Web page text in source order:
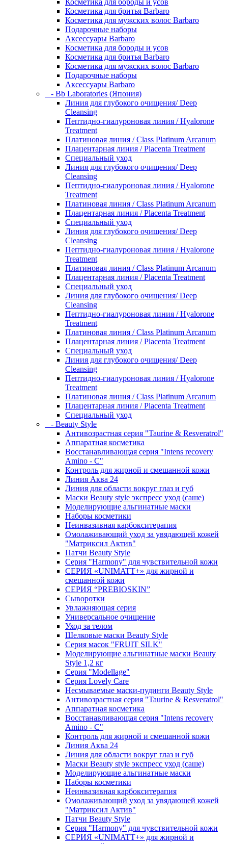
Косметика для бороды и усов
Косметика для бритья Barbaro
Косметика для мужских волос Barbaro
Подарочные наборы
Аксессуары Barbaro
Косметика для бороды и усов
Косметика для бритья Barbaro
Косметика для мужских волос Barbaro
Подарочные наборы
Аксессуары Barbaro
- Bb Laboratories (Япония)
Линия для глубокого очищения/ Deep
Cleansing
Пептидно-гиалуроновая линия / Hyalorone
Treatment
Платиновая линия / Class Platinum Arcanum
Плацентарная линия / Placenta Treatment
Специальный уход
Линия для глубокого очищения/ Deep
Cleansing
Пептидно-гиалуроновая линия / Hyalorone
Treatment
Платиновая линия / Class Platinum Arcanum
Плацентарная линия / Placenta Treatment
Специальный уход
Линия для глубокого очищения/ Deep
Cleansing
Пептидно-гиалуроновая линия / Hyalorone
Treatment
Платиновая линия / Class Platinum Arcanum
Плацентарная линия / Placenta Treatment
Специальный уход
Линия для глубокого очищения/ Deep
Cleansing
Пептидно-гиалуроновая линия / Hyalorone
Treatment
Платиновая линия / Class Platinum Arcanum
Плацентарная линия / Placenta Treatment
Специальный уход
Линия для глубокого очищения/ Deep
Cleansing
Пептидно-гиалуроновая линия / Hyalorone
Treatment
Платиновая линия / Class Platinum Arcanum
Плацентарная линия / Placenta Treatment
Специальный уход
- Beauty Style
Антивозрастная серия "Taurine & Resveratrol"
Аппаратная косметика
Восстанавливающая серия "Intens recovery
Amino - C"
Контроль для жирной и смешанной кожи
Линия Аква 24
Линия для области вокруг глаз и губ
Маски Beauty style экспресс уход (саше)
Моделирующие альгинатные маски
Наборы косметики
Неинвазивная карбокситерапия
Омолаживающий уход за увядающей кожей
"Матриксил Актив"
Патчи Beauty Style
Серия "Harmony" для чувствительной кожи
СЕРИЯ «UNIMATT+» для жирной и
смешанной кожи
СЕРИЯ “PREBIOSKIN”
Сыворотки
Увлажняющая серия
Универсальное очищение
Уход за телом
Шелковые маски Beauty Style
Серия масок "FRUIT SILK"
Моделирующие альгинатные маски Beauty
Style 1,2 кг
Серия "Modellage"
Cерия Lovely Care
Несмываемые маски-пудинги Beauty Style
Антивозрастная серия "Taurine & Resveratrol"
Аппаратная косметика
Восстанавливающая серия "Intens recovery
Amino - C"
Контроль для жирной и смешанной кожи
Линия Аква 24
Линия для области вокруг глаз и губ
Маски Beauty style экспресс уход (саше)
Моделирующие альгинатные маски
Наборы косметики
Неинвазивная карбокситерапия
Омолаживающий уход за увядающей кожей
"Матриксил Актив"
Патчи Beauty Style
Серия "Harmony" для чувствительной кожи
СЕРИЯ «UNIMATT+» для жирной и